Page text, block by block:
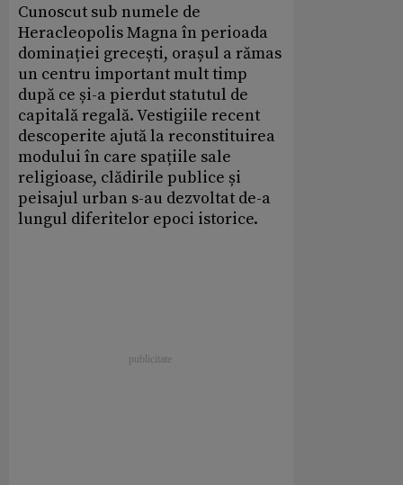
Cunoscut sub numele de
Heracleopolis Magna în perioada
dominației grecești, orașul a rămas
un centru important mult timp
după ce și-a pierdut statutul de
capitală regală. Vestigiile recent
descoperite ajută la reconstituirea
modului în care spațiile sale
religioase, clădirile publice și
peisajul urban s-au dezvoltat de-a
lungul diferitelor epoci istorice.